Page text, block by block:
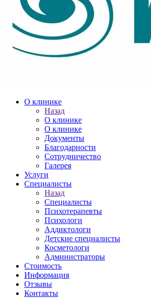
О клинике
Назад
О клинике
О клинике
Документы
Благодарности
Сотрудничество
Галерея
Услуги
Специалисты
Назад
Специалисты
Психотерапевты
Психологи
Аддиктологи
Детские специалисты
Косметологи
Администраторы
Стоимость
Информация
Отзывы
Контакты